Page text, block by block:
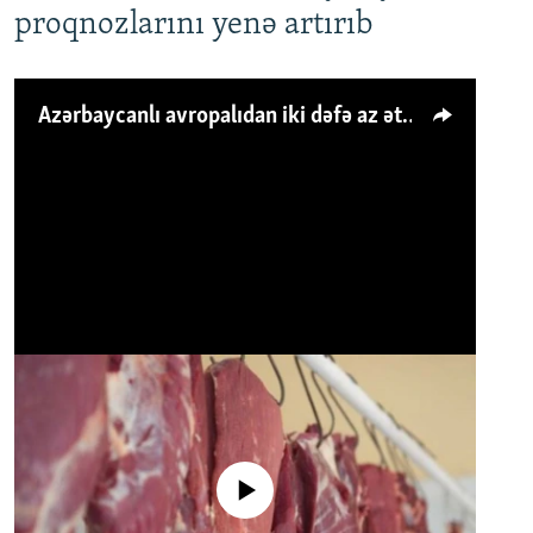
proqnozlarını yenə artırıb
Azərbaycanlı avropalıdan iki dəfə az ət yeyir, amma... 'Qiymət artımı qaçılmazdır'
No media source currently available